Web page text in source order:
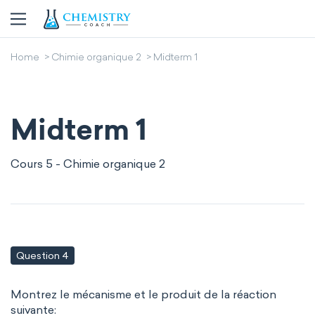
Home Chimie organique 2 Midterm 1
Midterm 1
Cours 5 - Chimie organique 2
Question 4
Montrez le mécanisme et le produit de la réaction
suivante: